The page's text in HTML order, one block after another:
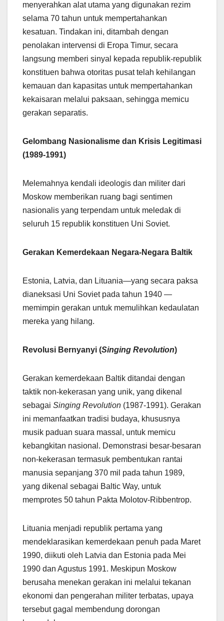
menyerahkan alat utama yang digunakan rezim
selama 70 tahun untuk mempertahankan
kesatuan. Tindakan ini, ditambah dengan
penolakan intervensi di Eropa Timur, secara
langsung memberi sinyal kepada republik-republik
konstituen bahwa otoritas pusat telah kehilangan
kemauan dan kapasitas untuk mempertahankan
kekaisaran melalui paksaan, sehingga memicu
gerakan separatis.
Gelombang Nasionalisme dan Krisis Legitimasi
(1989-1991)
Melemahnya kendali ideologis dan militer dari
Moskow memberikan ruang bagi sentimen
nasionalis yang terpendam untuk meledak di
seluruh 15 republik konstituen Uni Soviet.
Gerakan Kemerdekaan Negara-Negara Baltik
Estonia, Latvia, dan Lituania—yang secara paksa
dianeksasi Uni Soviet pada tahun 1940 —
memimpin gerakan untuk memulihkan kedaulatan
mereka yang hilang.
Revolusi Bernyanyi (Singing Revolution)
Gerakan kemerdekaan Baltik ditandai dengan
taktik non-kekerasan yang unik, yang dikenal
sebagai Singing Revolution (1987-1991). Gerakan
ini memanfaatkan tradisi budaya, khususnya
musik paduan suara massal, untuk memicu
kebangkitan nasional. Demonstrasi besar-besaran
non-kekerasan termasuk pembentukan rantai
manusia sepanjang 370 mil pada tahun 1989,
yang dikenal sebagai Baltic Way, untuk
memprotes 50 tahun Pakta Molotov-Ribbentrop.
Lituania menjadi republik pertama yang
mendeklarasikan kemerdekaan penuh pada Maret
1990, diikuti oleh Latvia dan Estonia pada Mei
1990 dan Agustus 1991. Meskipun Moskow
berusaha menekan gerakan ini melalui tekanan
ekonomi dan pengerahan militer terbatas, upaya
tersebut gagal membendung dorongan